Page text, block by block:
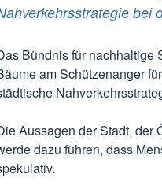
bei
Bündnis für nachhaltige
am Schützenanger
Aussagen der Stadt, der
dazu führen, dass